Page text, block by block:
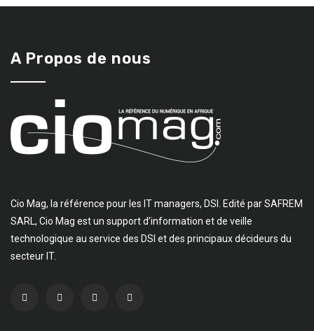
A Propos de nous
Cio Mag, la référence pour les IT managers, DSI. Edité par SAFREM
SARL, Cio Mag est un support d’information et de veille
technologique au service des DSI et des principaux décideurs du
secteur IT.